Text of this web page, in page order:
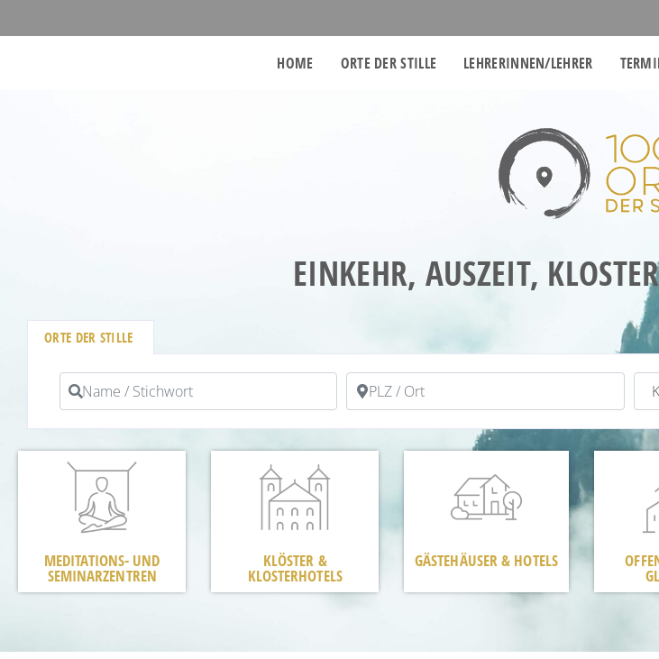
HOME ORTE DER STILLE LEHRERINNEN/LEHRER
EINKEHR, AUSZEIT,
ORTE DER STILLE
Name / Stichwort PLZ / Ort
MEDITATIONS- UND
SEMINARZENTREN
KLÖSTER &
KLOSTERHOTELS
GÄSTEHÄUSER & HOTELS